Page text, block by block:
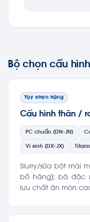
Bộ chọn cấu
Tùy chọn hãng
Cấu hình thân /
PC chuẩn (DN-JN)
Vi sinh (DX-JX)
Slurry/sữa bột mài
bố hãng); bã đặc
lưu chất ăn mòn